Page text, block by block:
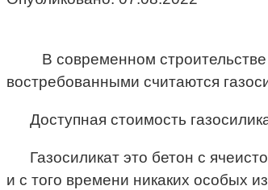
В современном
востребованными считаются
Доступная стоимость
Газосиликат это бетон с
и с того времени никаких особых